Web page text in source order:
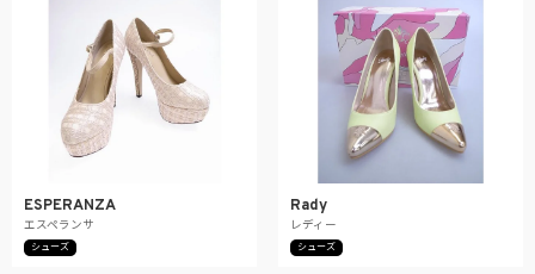
ESPERANZA
エスペランサ
シューズ
Rady
レディー
シューズ